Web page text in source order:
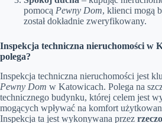
pomocą Pewny Dom, klienci mogą
został dokładnie zweryfikowany.
Inspekcja techniczna nieruchomości w
polega?
Inspekcja techniczna nieruchomości jest
Pewny Dom w Katowicach. Polega na
technicznego budynku, której celem jest
mogących wpływać na komfort
Inspekcja ta jest wykonywana przez